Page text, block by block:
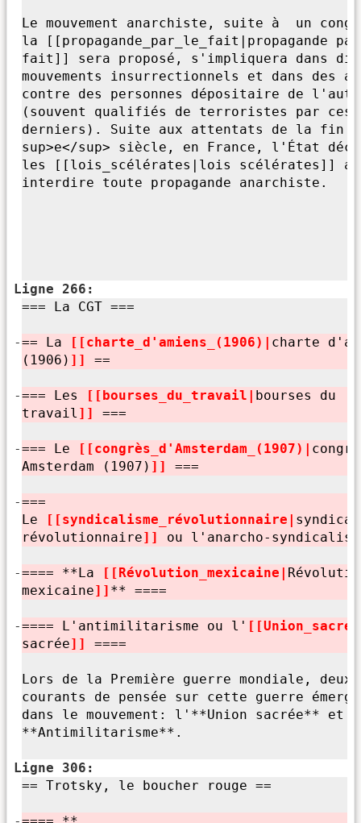
Le mouvement anarchiste, suite à un
la [[propagande_par_le_fait|propagande
fait]] sera proposé, s' impliquera dans
mouvements insurrectionnels et dans des
contre des personnes dépositaire de l'
(souvent qualifiés de terroristes par ces
derniers). Suite aux attentats de la fin
sup>e</sup> siècle, en France, l' État
les [[lois_scélérates|lois scélérates]]
interdire toute propagande anarchiste.
Ligne 266:
=== La CGT ===
-== La [[charte_d' amiens_(1906)| charte d'
(1906) ]] ==
-=== Les [[bourses_du_travail|
bourses du
travail ]] ===
-=== Le [[congrès_d' Amsterdam_(1907)|
Amsterdam (1907) ]] ===
-===
Le
[[syndicalisme_révolutionnaire|
révolutionnaire]] ou l' anarcho-
-==== **La [[Révolution_mexicaine|
mexicaine]] ** ====
-==== L' antimilitarisme ou l'
sacrée]] ====
Lors de la Première guerre mondiale, deux
courants de pensée sur cette guerre
dans le mouvement: l' **Union sacrée** et
**Antimilitarisme**.
Ligne 306:
== Trotsky, le boucher rouge ==